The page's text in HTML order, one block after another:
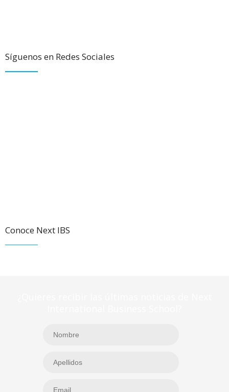
Síguenos en Redes Sociales
Conoce Next IBS